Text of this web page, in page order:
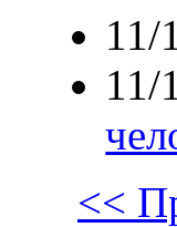
11/
11/
<<